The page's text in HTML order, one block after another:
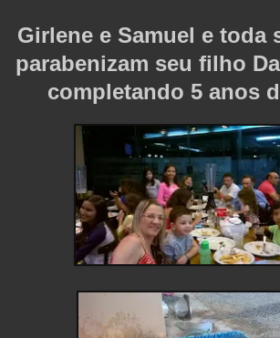
Girlene e Samuel e toda
parabenizam seu filho
completando 5 anos